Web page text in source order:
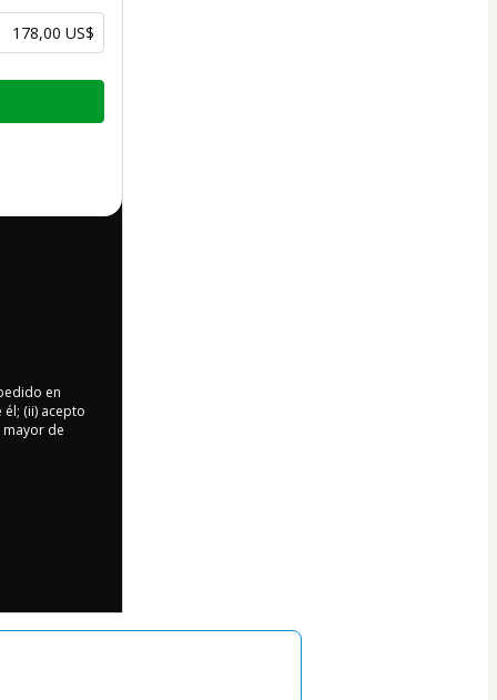
178,00 US$
en
(ii) acepto
de